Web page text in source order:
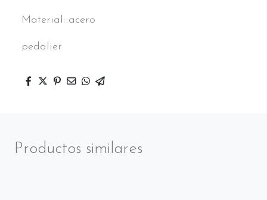
Material: acero
pedalier
Productos similares